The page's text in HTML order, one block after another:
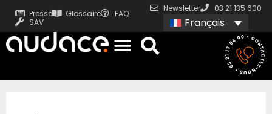
Presse Glossaire
FAQ
SAV
Newsletter 03 21 135 600
Français